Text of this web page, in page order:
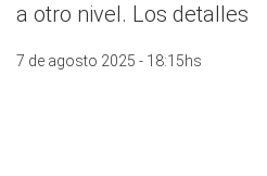
a otro nivel. Los detalles
7 de agosto 2025 - 18:15hs